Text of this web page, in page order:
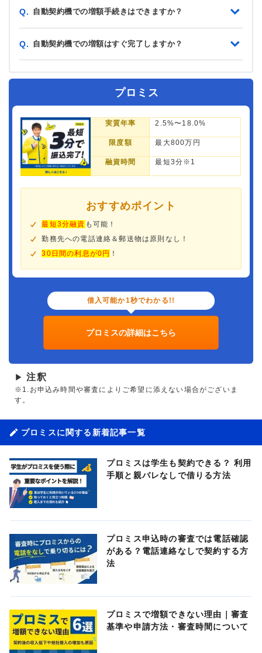
Q. 自動契約機での増額手続きはできますか？
Q. 自動契約機での増額はすぐ完了しますか？
プロミス
実質年率 2.5%〜18.0%
限度額 最大800万円
融資時間 最短3分※1
おすすめポイント
最短3分融資 も可能！
勤務先への電話連絡＆郵送物は原則なし！
30日間の利息が0円 ！
借入可能か1秒でわかる!!
プロミスの詳細はこちら
▶ 注釈
※1.お申込み時間や審査によりご希望に添えない場合がございま
す。
プロミスに関する新着記事一覧
プロミスは学生も契約できる？ 利用
手順と親バレなしで借りる方法
プロミス申込時の審査では電話確認
がある？電話連絡なしで契約する方
法
プロミスで増額できない理由｜審査
基準や申請方法・審査時間について